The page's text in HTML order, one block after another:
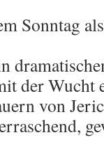
Sonntag
der Wucht
von